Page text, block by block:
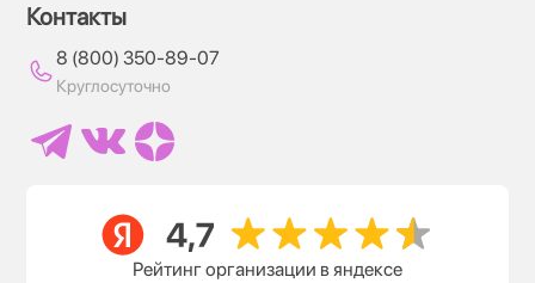
Контакты
8 (800) 350-89-07
Круглосуточно
Рейтинг организации в яндексе